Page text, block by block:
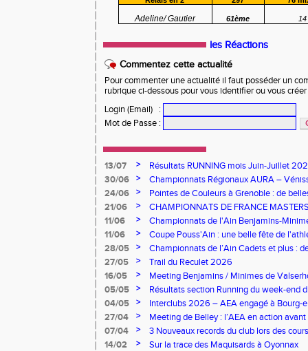
Adeline/ Gautier 61ème 14
les Réactions
Commentez cette actualité
Pour commenter une actualité il faut posséder un
rubrique ci-dessous pour vous identifier ou vous
Login (Email)
:
Mot de Passe :
13/07 >
Résultats RUNNING mois Juin-Juillet
30/06
>
Championnats Régionaux AURA –
l'AEA !
24/06 >
Pointes de Couleurs à Grenoble : de
canicule
21/06 >
CHAMPIONNATS DE FRANCE
À L’HONNEUR À ÉPINAL
11/06 >
Championnats de l'Ain Benjamins-
brille à domicile
11/06 >
Coupe Pouss'Ain : une belle fête de
saison
28/05 >
Championnats de l’Ain Cadets et plus :
l’AEA à Bourg-en-Bresse
27/05 >
Trail du Reculet 2026
16/05
>
Meeting Benjamins / Minimes de
performances pour l’AEA
05/05 >
Résultats section Running du week-end
04/05
>
Interclubs 2026 – AEA engagé à Bourg-
27/04
>
Meeting de Belley : l’AEA en action
07/04
>
3 Nouveaux records du club lors des
14/02
>
Sur la trace des Maquisards à Oyonnax